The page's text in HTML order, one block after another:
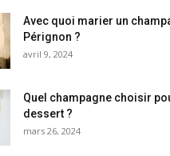
Avec quoi marier un
Pérignon ?
avril 9, 2024
Quel champagne choisir
dessert ?
mars 26, 2024